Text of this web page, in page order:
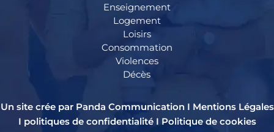
Enseignement
Logement
Loisirs
Consommation
Violences
Décès
Un site crée par Panda Communication I Mentions Légales
I politiques de confidentialitéI Politique de cookies